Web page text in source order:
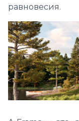
равновесия.